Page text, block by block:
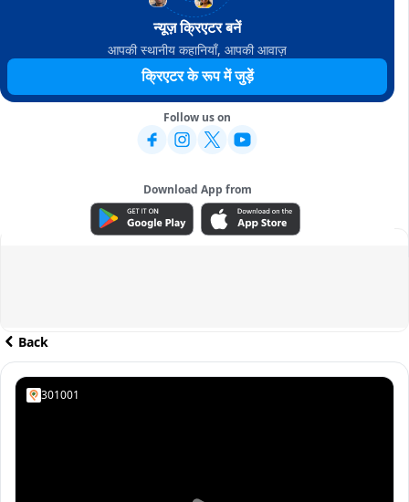
न्यूज़ क्रिएटर बनें
आपकी स्थानीय कहानियाँ, आपकी आवाज़
क्रिएटर के रूप में जुड़ें
Follow us on
Download App from
ADVERTISEMENT
Back
301001